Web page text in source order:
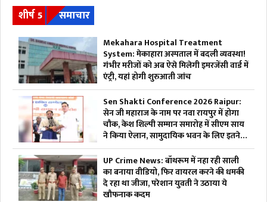
शीर्ष 5 समाचार
Mekahara Hospital Treatment
System: मेकाहारा अस्पताल में बदली व्यवस्था!
गंभीर मरीजों को अब ऐसे मिलेगी इमरजेंसी वार्ड में
एंट्री, यहां होगी शुरुआती जांच
Sen Shakti Conference 2026 Raipur:
सेन जी महाराज के नाम पर नवा रायपुर में होगा
चौक, केश शिल्पी सम्मान समारोह में सीएम साय
ने किया ऐलान, सामुदायिक भवन के लिए इतने
लाख रुपए देगी सरकार
UP Crime News: बॉथरूम में नहा रही साली
का बनाया वीडियो, फिर वायरल करने की धमकी
दे रहा था जीजा, परेशान युवती ने उठाया ये
खौफनाक कदम